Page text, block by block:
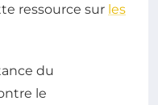
ressource sur les
du
le